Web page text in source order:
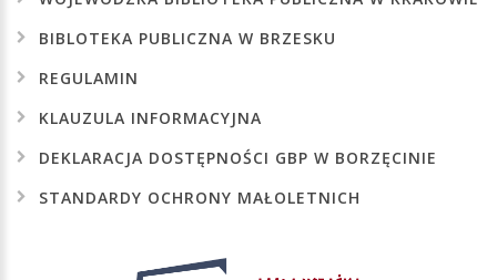
BIBLOTEKA PUBLICZNA W BRZESKU
REGULAMIN
KLAUZULA INFORMACYJNA
DEKLARACJA DOSTĘPNOŚCI GBP W BORZĘCINIE
STANDARDY OCHRONY MAŁOLETNICH